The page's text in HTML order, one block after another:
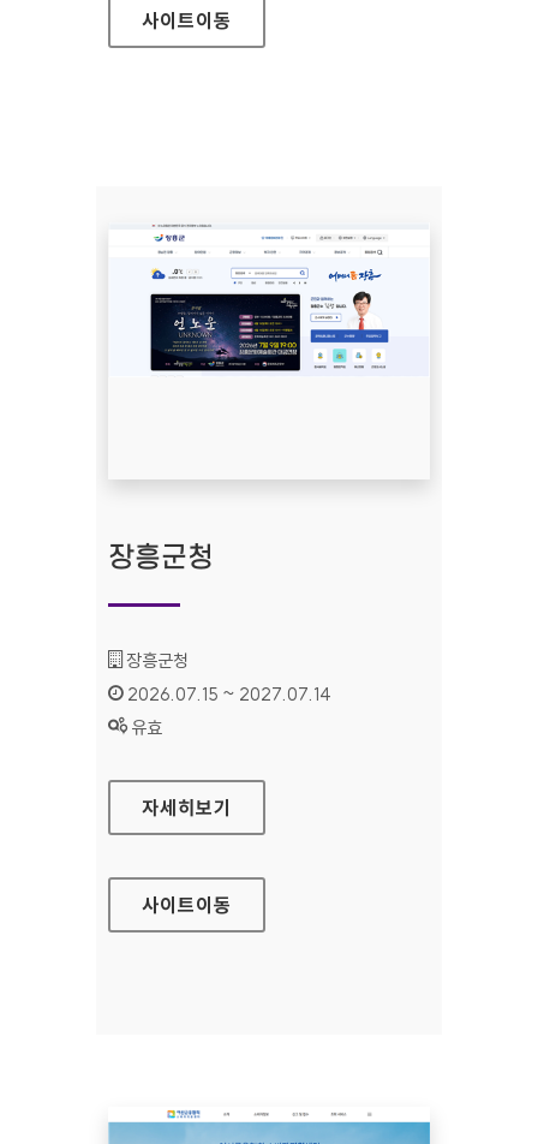
사이트이동
장흥군청
기관명 :
장흥군청
인증기간 :
2026.07.15 ~ 2027.07.14
상태 :
유효
장흥군청
자세히보기
사이트이동